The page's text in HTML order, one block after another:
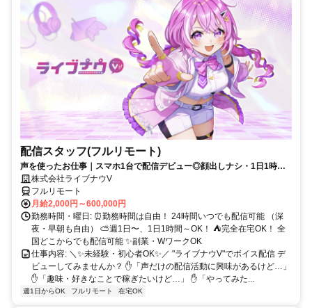
配信スタッフ(フルリモート)
声を使ったお仕事｜スマホ1台で配信デビュー◎顔出しナシ・1日1時間
～OK♪
株式会社ライブナウV
フルリモート
月給2,000円～600,000円
勤務時間・曜日: ⏰勤務時間は自由！ 24時間いつでも配信可能 （深
夜・早朝も自由） ⛅週1日〜、1日1時間～OK！ ⛺完全在宅OK！ 全
国どこからでも配信可能 ✨副業・WワークOK
仕事内容: ＼✨未経験・初心者OK✨／ "ライブナウV"でボイス配信 デ
ビューしてみませんか？ ✋「声だけの配信活動に興味があるけど…」
✋「趣味・好きなことで稼ぎたいけど…」 ✋「やってみた...
週1日からOK フルリモート 在宅OK